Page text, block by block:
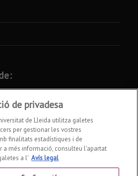
de privadesa
de Lleida utilitza galetes
per gestionar les vostres
finalitats estadístiques i de
a més informació, consulteu l’apartat
a l' Avís legal